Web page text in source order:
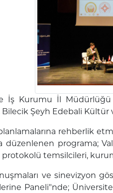
İş Kurumu İl Müdürlüğü
Bilecik Şeyh Edebali
rehberlik
düzenlenen programa;
il protokolü temsilcileri,
ve sinevizyon
Paneli"nde;